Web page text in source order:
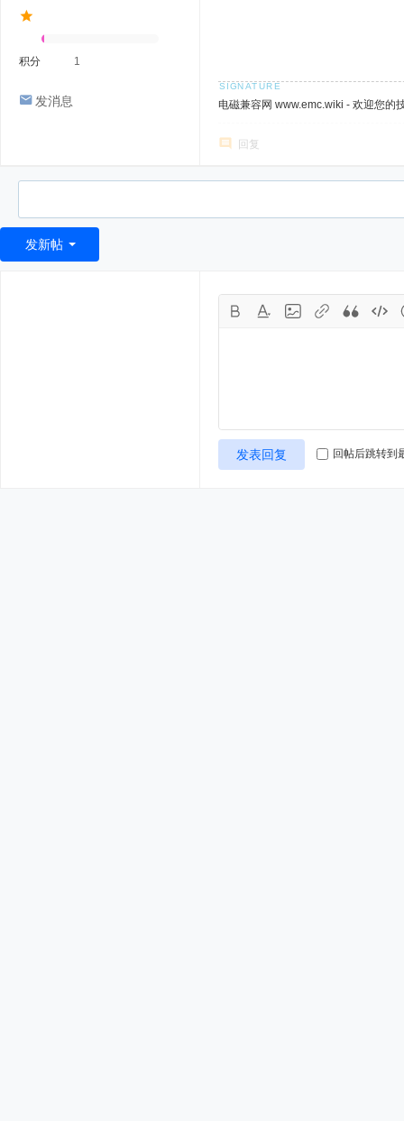
积分 1
发消息 电磁兼容网 www.emc.wiki - 欢迎您的
回复
发新帖
发表回复 回帖后跳转到